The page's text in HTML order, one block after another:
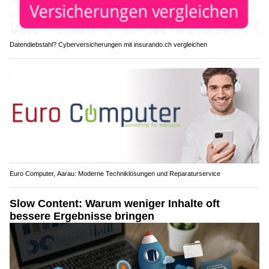
Datendiebstahl? Cyberversicherungen mit insurando.ch vergleichen
Euro Computer, Aarau: Moderne Techniklösungen und Reparaturservice
Slow Content: Warum weniger Inhalte oft
bessere Ergebnisse bringen